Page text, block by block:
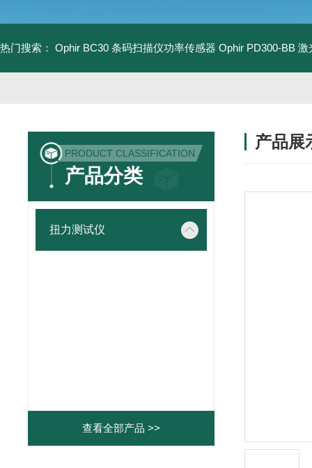
热门搜索： Ophir BC30 条码扫描仪功率传感器 Ophir PD300-BB
PRODUCT CLASSIFICATION
产品分类
扭力测试仪
查看全部产品 >>
产品展